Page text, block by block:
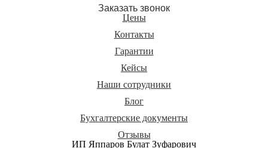
Цены
Контакты
Гарантии
Кейсы
Наши сотрудники
Блог
Бухгалтерские документы
Отзывы
ИП Яппаров Булат Зуфарович
Заказать звонок